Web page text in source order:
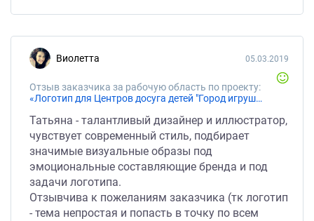
Виолетта
Отзыв заказчика за рабочую область по проекту:
«Логотип для Центров досуга детей "Город игрушек"»
05.03.2019
Татьяна - талантливый дизайнер и иллюстратор,
чувствует современный стиль, подбирает
значимые визуальные образы под
эмоциональные составляющие бренда и под
задачи логотипа.
Отзывчива к пожеланиям заказчика (тк логотип
- тема непростая и попасть в точку по всем